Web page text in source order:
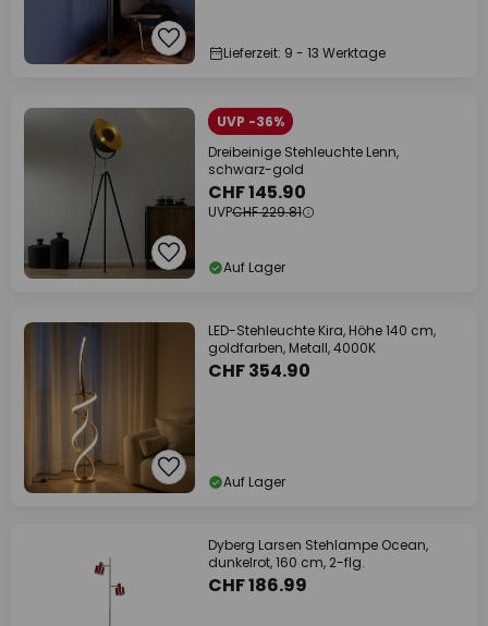
Lieferzeit: 9 - 13 Werktage
UVP -36%
Dreibeinige Stehleuchte Lenn,
schwarz-gold
CHF 145.90
UVPCHF 229.81
Auf Lager
LED-Stehleuchte Kira, Höhe 140 cm,
goldfarben, Metall, 4000K
CHF 354.90
Auf Lager
Dyberg Larsen Stehlampe Ocean,
dunkelrot, 160 cm, 2-flg.
CHF 186.99